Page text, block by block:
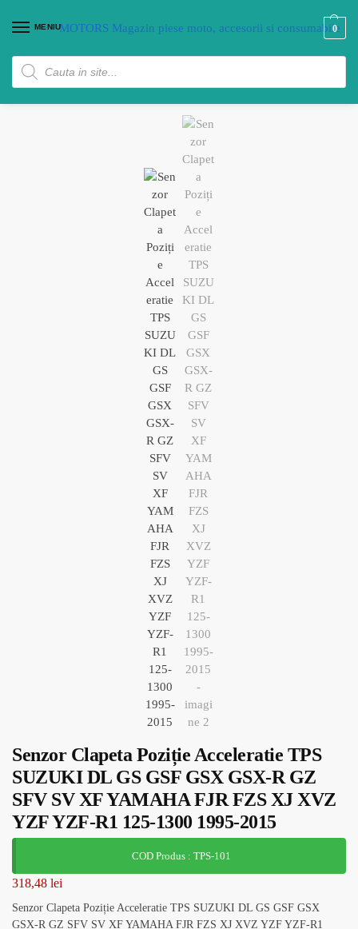
MENIU 0
Senzor Clapeta Poziție Acceleratie TPS
SUZUKI DL GS GSF GSX GSX-R GZ
SFV SV XF YAMAHA FJR FZS XJ XVZ
YZF YZF-R1 125-1300 1995-2015
COD Produs : TPS-101
318,48 lei
Senzor Clapeta Poziție Acceleratie TPS SUZUKI DL GS GSF GSX
GSX-R GZ SFV SV XF YAMAHA FJR FZS XJ XVZ YZF YZF-R1